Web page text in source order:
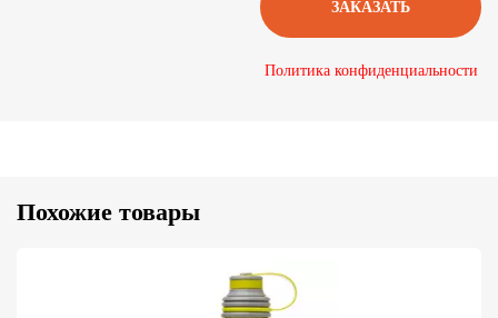
Политика конфиденциальности
Похожие товары